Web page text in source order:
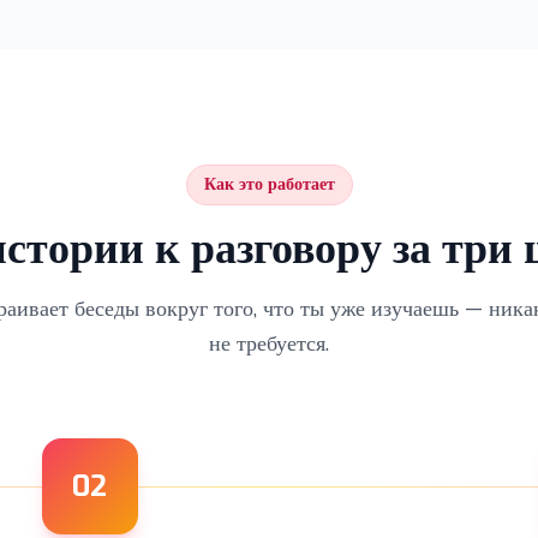
Как это работает
к разговору за три
беседы вокруг того, что ты уже изучаешь —
не требуется.
02